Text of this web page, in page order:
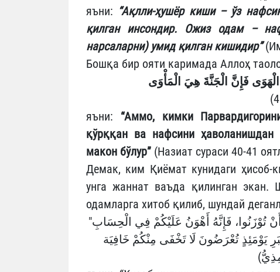
яъни: “Ақлли-ҳушёр киши – ўз
қилган инсондир. Ожиз одам –
нарсаларни) умид қилган кишидир”
Бошқа бир ояти каримада Аллоҳ
فَإِنَّ الْجَنَّةَ هِيَ الْمَأْوَى
яъни: “Аммо, кимки
қўрққан ва нафсини ҳаволанишдан
макон бўлур” (Назиат сураси 40-41
Демак, ким Қиёмат кунидаги ҳисоб-
унга жаннат ваъда қилинган экан.
одамларга хитоб қилиб, шундай
"حَاسِبُوا أَنْفُسَكُمْ قَبْلَ أَنْ تُحَاسَبُوا، وَزِنُوا أَنْفُسَكُمْ قَبْلَ أَنْ تُوْزَنُوا، فَإِنَّهُ أَهْوَنُ عَلَيْكُمْ فِي الْحِسَابِ